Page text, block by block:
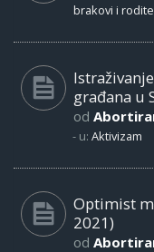
brakovi i
građana u
od
- u: Aktivizam
Optimist
2021)
od